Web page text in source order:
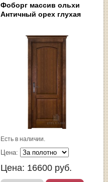
Фоборг массив ольхи
Античный орех глухая
Есть в наличии.
Цена:
Цена: 16600 руб.